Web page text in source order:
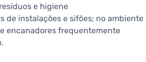
e higiene
de instalações e sifões; no ambiente
encanadores frequentemente